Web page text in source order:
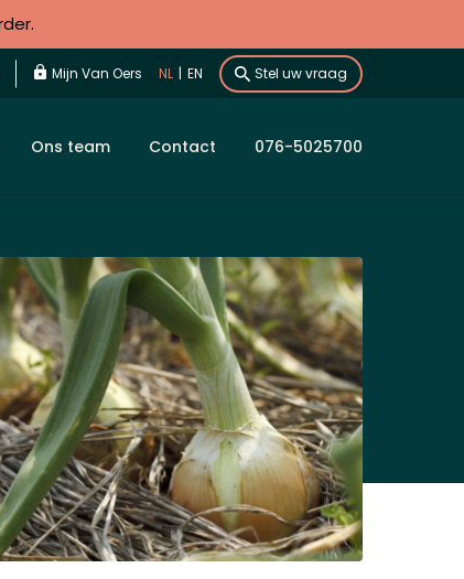
Mijn Van Oers NL | EN Stel uw vraag
Ons team Contact 076-5025700